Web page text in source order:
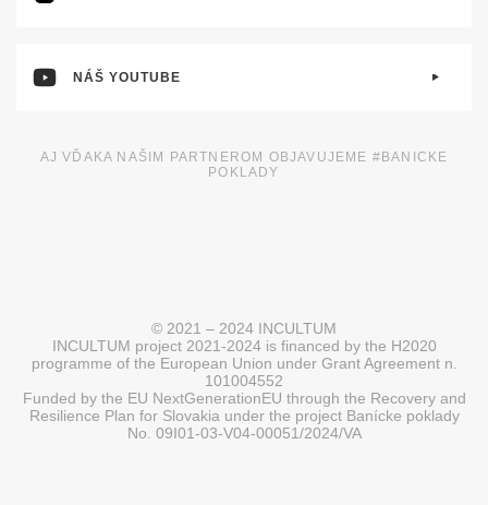
NÁŠ YOUTUBE
AJ VĎAKA NAŠIM PARTNEROM OBJAVUJEME #BANICKE
POKLADY
© 2021 – 2024 INCULTUM
INCULTUM project 2021-2024 is financed by the H2020
programme of the European Union under Grant Agreement n.
101004552
Funded by the EU NextGenerationEU through the Recovery and
Resilience Plan for Slovakia under the project Banícke poklady
No. 09I01-03-V04-00051/2024/VA